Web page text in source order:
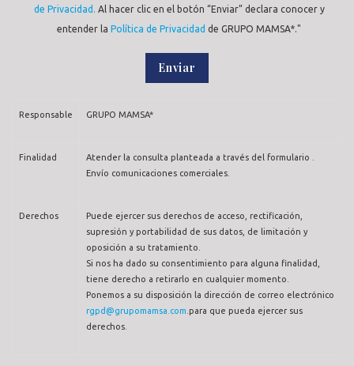
de Privacidad. Al hacer clic en el botón “Enviar” declara conocer y
entender la Política de Privacidad de GRUPO MAMSA*."
Responsable GRUPO MAMSA*
Finalidad
Atender la consulta planteada a través del formulario .
Envío comunicaciones comerciales.
Derechos
Puede ejercer sus derechos de acceso, rectificación,
supresión y portabilidad de sus datos, de limitación y
oposición a su tratamiento.
Si nos ha dado su consentimiento para alguna finalidad,
tiene derecho a retirarlo en cualquier momento.
Ponemos a su disposición la dirección de correo electrónico
rgpd@grupomamsa.com .para que pueda ejercer sus
derechos.